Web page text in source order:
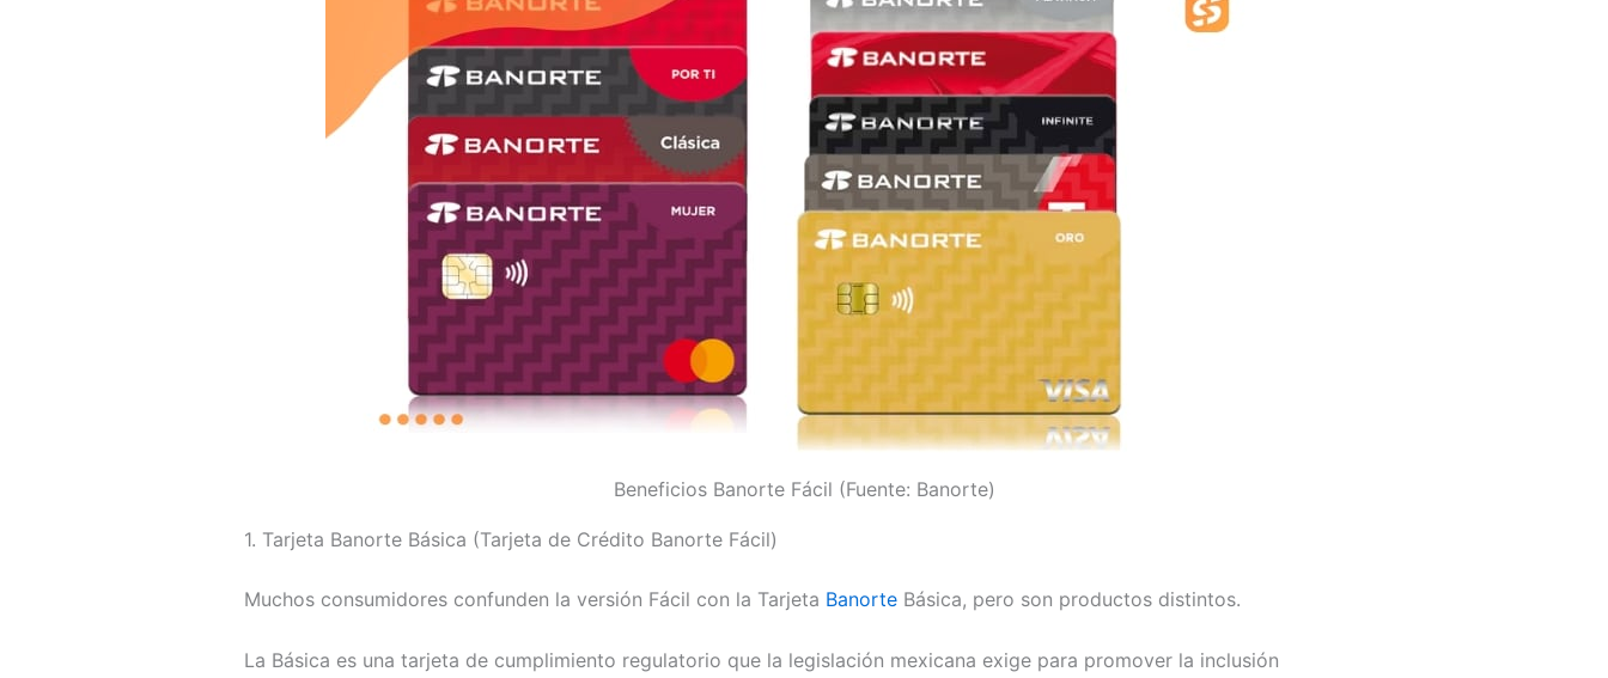
Beneficios Banorte Fácil (Fuente: Banorte)
1. Tarjeta Banorte Básica (Tarjeta de Crédito Banorte Fácil)
Muchos consumidores confunden la versión Fácil con la Tarjeta Banorte Básica, pero son productos distintos.
La Básica es una tarjeta de cumplimiento regulatorio que la legislación mexicana exige para promover la inclusión